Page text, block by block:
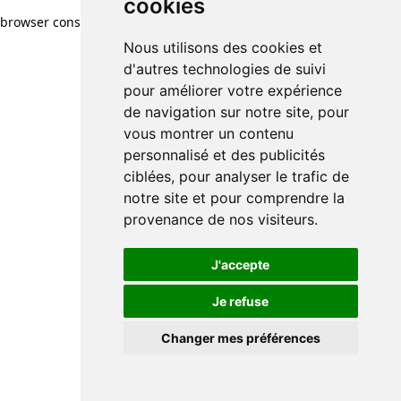
cookies
Nous utilisons des cookies et
d'autres technologies de suivi
pour améliorer votre expérience
de navigation sur notre site, pour
vous montrer un contenu
personnalisé et des publicités
ciblées, pour analyser le trafic de
notre site et pour comprendre la
provenance de nos visiteurs.
J'accepte
Je refuse
Changer mes préférences
browser console for more information)